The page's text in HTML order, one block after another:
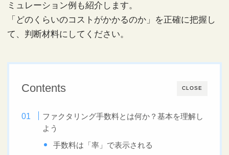
ミュレーション例も紹介します。
「どのくらいのコストがかかるのか」を正確に把握し
て、判断材料にしてください。
CLOSE
Contents
ファクタリング手数料とは何か？基本を理解し
よう
手数料は「率」で表示される